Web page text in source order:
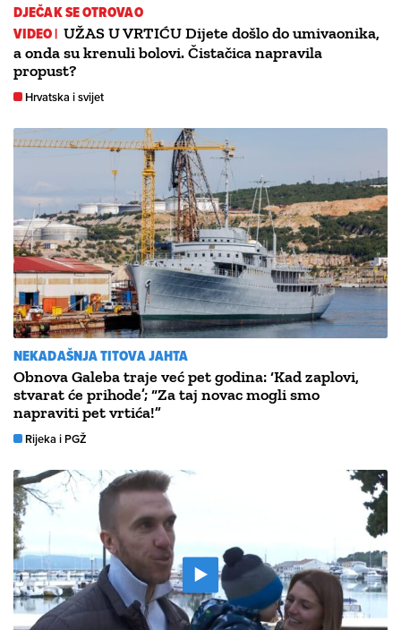
DJEČAK SE OTROVAO
VIDEO | UŽAS U VRTIĆU Dijete došlo do umivaonika,
a onda su krenuli bolovi. Čistačica napravila
propust?
Hrvatska i svijet
NEKADAŠNJA TITOVA JAHTA
Obnova Galeba traje već pet godina: ‘Kad zaplovi,
stvarat će prihode’; “Za taj novac mogli smo
napraviti pet vrtića!”
Rijeka i PGŽ